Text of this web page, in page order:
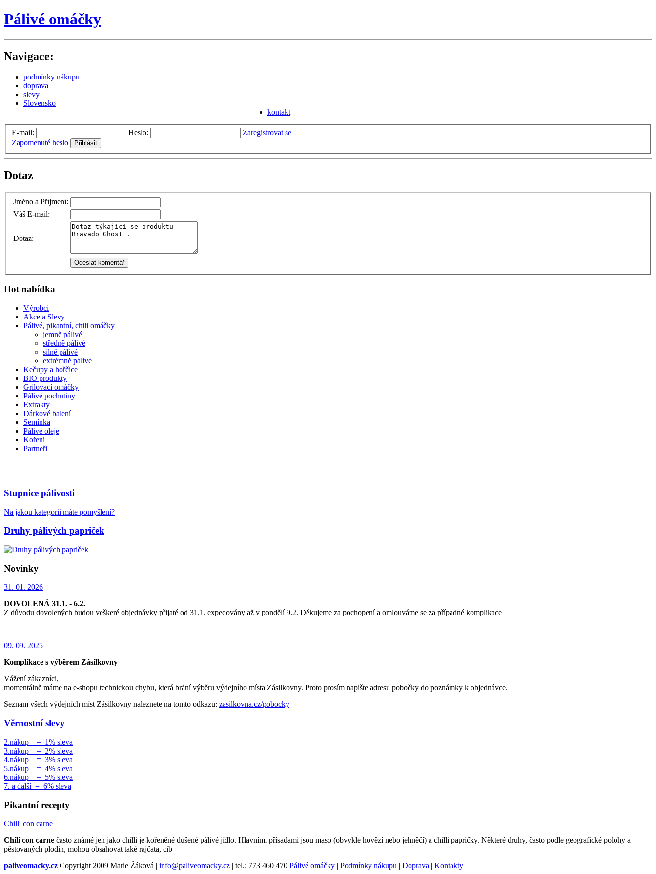
Pálivé omáčky
Navigace:
podmínky nákupu
doprava
slevy
Slovensko
kontakt
E-mail: Heslo:
Zaregistrovat se
Zapomenuté heslo
Dotaz
Jméno a Příjmení:
Váš E-mail:
Dotaz:
Hot nabídka
Výrobci
Akce a Slevy
Pálivé, pikantní, chili omáčky
jemně pálivé
středně pálivé
silně pálivé
extrémně pálivé
Kečupy a hořčice
BIO produkty
Grilovací omáčky
Pálivé pochutiny
Extrakty
Dárkové balení
Semínka
Pálivé oleje
Koření
Partneři
Stupnice pálivosti
Na jakou kategorii máte pomyšlení?
Druhy pálivých papriček
Novinky
31. 01. 2026
DOVOLENÁ 31.1. - 6.2.
Z důvodu dovolených budou veškeré objednávky přijaté od 31.1. expedovány až v pondělí 9.2. Děkujeme za pochopení a omlouváme se za případné komplikace
09. 09. 2025
Komplikace s výběrem Zásilkovny
Vážení zákazníci,
momentálně máme na e-shopu technickou chybu, která brání výběru výdejního místa Zásilkovny. Proto prosím napište adresu pobočky do poznámky k objednávce.
Seznam všech výdejních míst Zásilkovny naleznete na tomto odkazu: zasilkovna.cz/pobocky
Věrnostní slevy
2.nákup = 1% sleva
3.nákup = 2% sleva
4.nákup = 3% sleva
5.nákup = 4% sleva
6.nákup = 5% sleva
7. a další = 6% sleva
Pikantní recepty
Chilli con carne
Chili con carne často známé jen jako chilli je kořeněné dušené pálivé jídlo. Hlavními přísadami jsou maso (obvykle hovězí nebo jehněčí) a chilli papričky. Některé druhy, často podle geografické polohy a
pěstovaných plodin, mohou obsahovat také rajčata, cib
paliveomacky.cz Copyright 2009 Marie Žáková | info@paliveomacky.cz | tel.: 773 460 470 Pálivé omáčky | Podmínky nákupu | Doprava | Kontakty